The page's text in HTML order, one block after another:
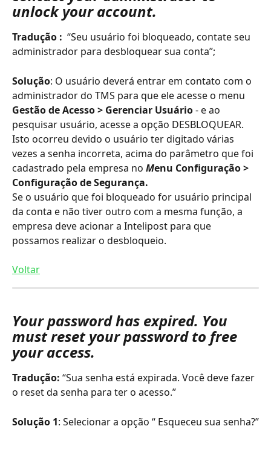
unlock your account.
Tradução :
  “Seu usuário foi bloqueado, contate seu
administrador para desbloquear sua conta”;
Solução: O usuário deverá entrar em contato com o
administrador do TMS para que ele acesse o menu
Gestão de Acesso > Gerenciar Usuário - e ao
pesquisar usuário, acesse a opção DESBLOQUEAR.
Isto ocorreu devido o usuário ter digitado várias
vezes a senha incorreta, acima do parâmetro que foi
cadastrado pela empresa no Menu Configuração >
Configuração de Segurança.
Se o usuário que foi bloqueado for usuário principal
da conta e não tiver outro com a mesma função, a
empresa deve acionar a Intelipost para que
possamos realizar o desbloqueio.
Voltar
Your password has expired. You
must reset your password to free
your access.
Tradução: “Sua senha está expirada. Você deve fazer
o reset da senha para ter o acesso.”
Solução 1: Selecionar a opção “ Esqueceu sua senha?”